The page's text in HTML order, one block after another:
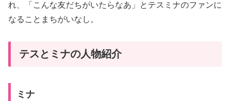
れ、「こんな友だちがいたらなあ」とテスミナのファンに
なることまちがいなし。
テスとミナの人物紹介
ミナ